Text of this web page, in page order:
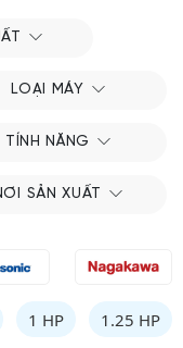
LOẠI MÁY
TÍNH NĂNG
SẢN XUẤT
1 HP 1.25 HP